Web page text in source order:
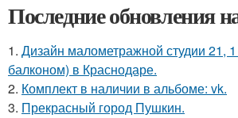
Последние обновления
1. Дизайн малометражной студии 21,
балконом) в Краснодаре.
2. Комплект в наличии в альбоме: vk.
3. Прекрасный город Пушкин.